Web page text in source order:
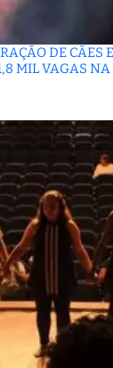
DE CÃES
MIL VAGAS